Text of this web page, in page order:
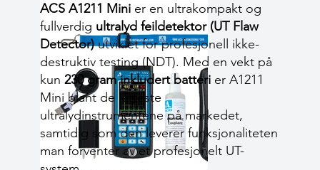
ACS A1211 Mini er en ultrakompakt og
fullverdig ultralyd feildetektor (UT Flaw
Detector)utviklet for profesjonell ikke-
destruktiv testing (NDT). Med en vekt på
kun 230 gram inkludert batteri er A1211
Mini blant de letteste
ultralydinstrumentene på markedet,
samtidig som den leverer funksjonaliteten
man forventer av et profesjonelt UT-